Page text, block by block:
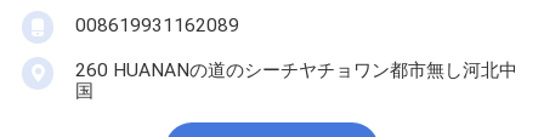
008619931162089
260 HUANANの道のシーチヤチョワン都市無し河北中
国